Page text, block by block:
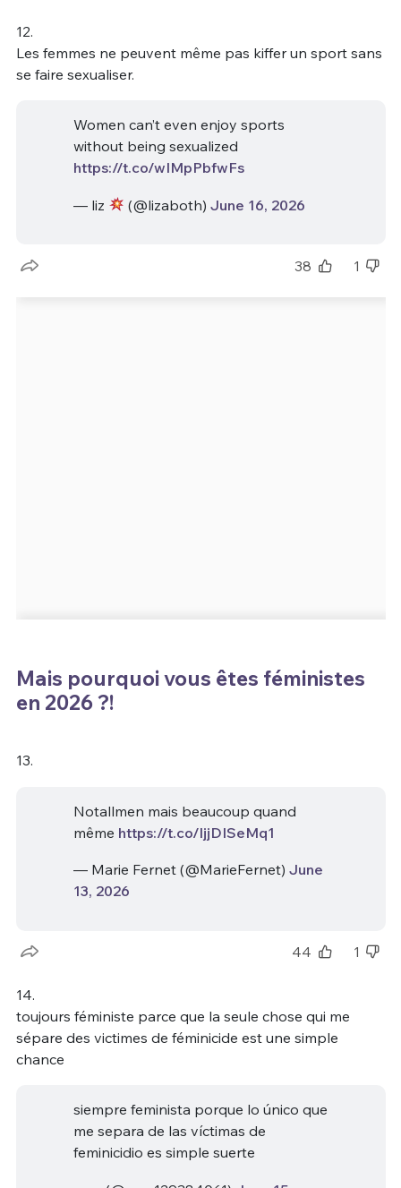
12.
Les femmes ne peuvent même pas kiffer un sport sans
se faire sexualiser.
Women can’t even enjoy sports
without being sexualized
https://t.co/wIMpPbfwFs
— liz (@lizaboth) June 16, 2026
38 1
Mais pourquoi vous êtes féministes
en 2026 ?!
13.
Notallmen mais beaucoup quand
même https://t.co/ljjDISeMq1
— Marie Fernet (@MarieFernet) June
13, 2026
44 1
14.
toujours féministe parce que la seule chose qui me
sépare des victimes de féminicide est une simple
chance
siempre feminista porque lo único que
me separa de las víctimas de
feminicidio es simple suerte